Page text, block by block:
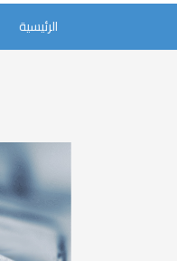
Main
navigation
الرئيسية